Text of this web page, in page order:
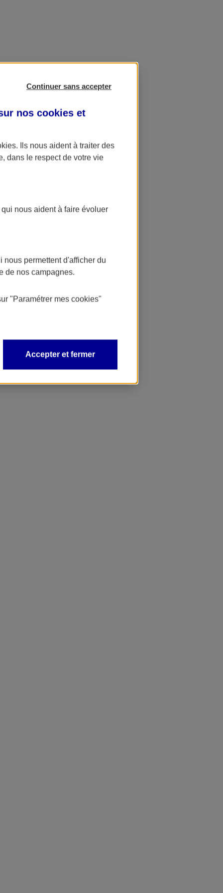
Continuer sans accepter
nos cookies et
. Ils nous aident à traiter des
dans le respect de votre vie
nous aident à faire évoluer
permettent d'afficher du
de nos campagnes.
"Paramétrer mes cookies"
Accepter et fermer